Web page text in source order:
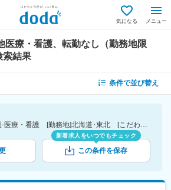
気になる メニュー
医療・看護、転勤なし（勤務地限
索結果
条件で並び替え
[職種]その他医療・看護-医療・看護 [勤務地]北海道･東北 [こだわり条件ピックアップ]転勤なし（勤務地限定） [詳細条件](募集・採用情報)転勤なし（勤務地限定）
新着求人をいつでもチェック
この条件を保存